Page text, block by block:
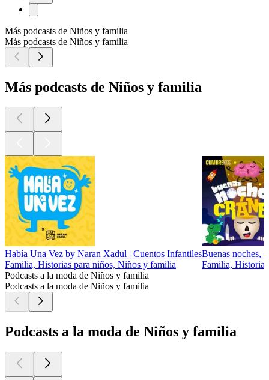
Más podcasts de Niños y familia
Más podcasts de Niños y familia
Más podcasts de Niños y familia
Había Una Vez by Naran Xadul | Cuentos Infantiles
Familia, Historias para niños, Niños y familia
Buenas noches,
Familia,
Podcasts a la moda de Niños y familia
Podcasts a la moda de Niños y familia
Podcasts a la moda de Niños y familia